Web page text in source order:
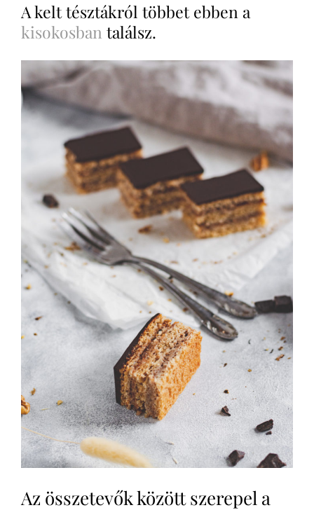
A kelt tésztákról többet ebben a
kisokosban találsz.
Az összetevők között szerepel a